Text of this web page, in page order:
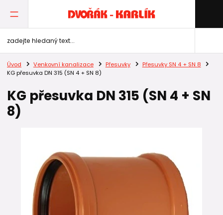
Úvod Venkovní kanalizace Přesuvky
Přesuvky SN 4 + SN 8
KG přesuvka DN 315 (SN 4 + SN 8)
KG přesuvka DN 315 (SN 4 + SN
8)